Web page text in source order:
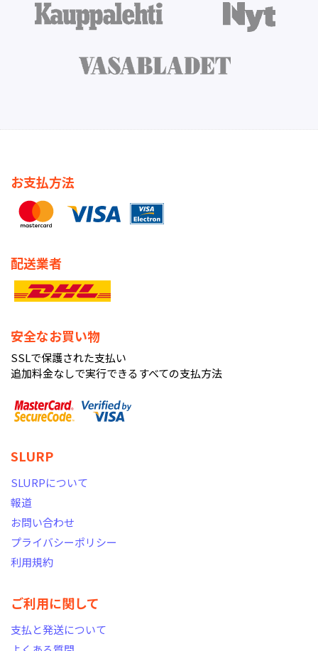
お支払方法
配送業者
安全なお買い物
SSLで保護された支払い
追加料金なしで実行できるすべての支払方法
SLURP
SLURPについて
報道
お問い合わせ
プライバシーポリシー
利用規約
ご利用に関して
支払と発送について